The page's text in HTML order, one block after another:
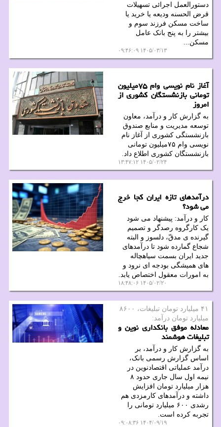
دستورالعمل اجرائی تسهیلات
قرض الحسنه ودیعه یا خرید یا
ساخت مسکن فرزند سوم و
بیشتر را به پنج بانک عامل
مسکن...
۱۴۰۵/۰۳/۱۳ ۰۹:۴۶:۰۹
آغاز نام نویسی وام ۷۵میلیون
تومانی بازنشستگان کشوری از
امروز
به گزارش کار و درآمد، معاون
توسعه مدیریت و منابع صندوق
بازنشستگی کشوری از آغاز نام
نویسی وام ۷۵میلیون تومانی
بازنشستگان کشوری اطلاع داد.
۱۴۰۵/۰۲/۲۴ ۱۳:۴۷:۱۲
درآمدهای تازه ایران کجا خرج
می شود؟
کار و درآمد: پیشنهاد می شود
یک کارگروه رصدگر و تصمیم
گیرنده ی مدقّ، دلسوز و البته
شجاع گمارده شود تا درآمدهای
جدید ایران بسمت سیاهچاله
های همیشگی بودجه ای نرود و
به امورات معقول اختصاص یابد.
۱۴۰۵/۰۲/۲۰ ۱۸:۴۸:۰۶
۴۱ میلیارد تومان تبلیغات، ۸۶۰۰
میلیارد تومان درآمد:
معادله موفق بانکداری نوین و
تبلیغات هوشمند
به گزارش کار و درآمد، بر
اساس گزارش رسمی بانک،
درآمد عملیاتی اقتصادنوین در
نیمه اول سال جاری حدود ۸
هزار میلیارد تومان افزایش
داشته و درآمدهای کارمزدی هم
رشدی ۶۰۰ میلیارد تومانی را
تجربه کرده است.
۱۴۰۴/۰۹/۱۹ ۰۹:۰۸:۳۶